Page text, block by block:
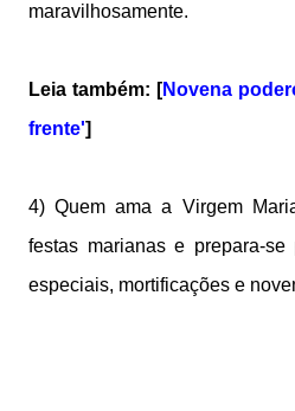
maravilhosamente.
Leia também: [Novena
frente']
4) Quem ama a Virgem
festas marianas e prepara-
especiais, mortificações e